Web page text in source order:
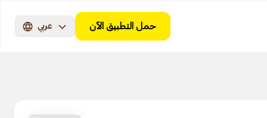
حمل التطبيق الآن عربي